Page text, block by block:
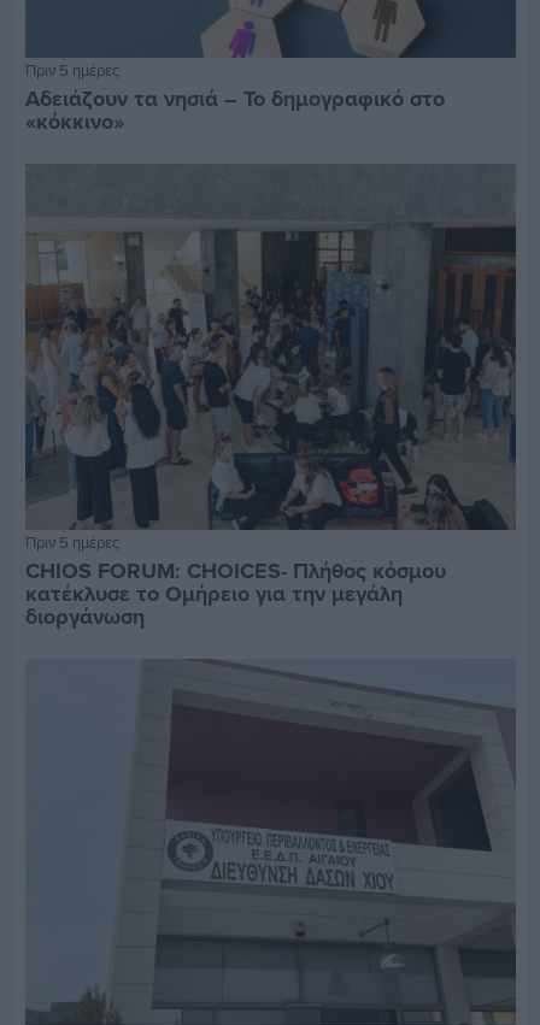
Πριν 5 ημέρες
Αδειάζουν τα νησιά – Το δημογραφικό στο
«κόκκινο»
Πριν 5 ημέρες
CHIOS FORUM: CHOICES- Πλήθος κόσμου
κατέκλυσε το Ομήρειο για την μεγάλη
διοργάνωση